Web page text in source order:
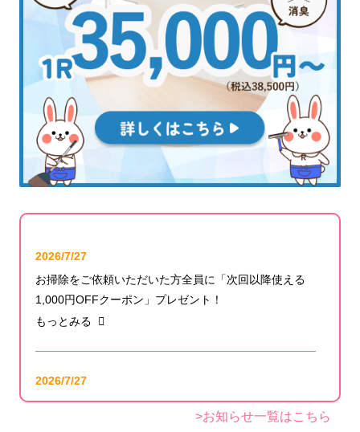
2026/7/27
お掃除をご依頼いただいた方全員に「次回以降使える
1,000円OFFクーポン」プレゼント！
もっとみる
2026/7/27
【公式YouTube更新】エアコンが冷えない・水漏れ・
ポコポコ音…エアコンの不調の原因と対策をプロが解
>お知らせ一覧はこちら